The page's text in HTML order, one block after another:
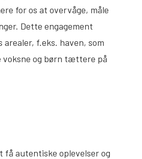
for os at overvåge, måle
Dette engagement
f.eks. haven, som
voksne og børn tættere på
få autentiske oplevelser og